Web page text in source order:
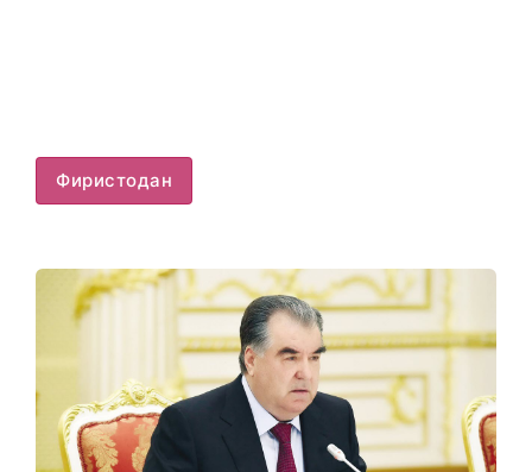
Фиристодан